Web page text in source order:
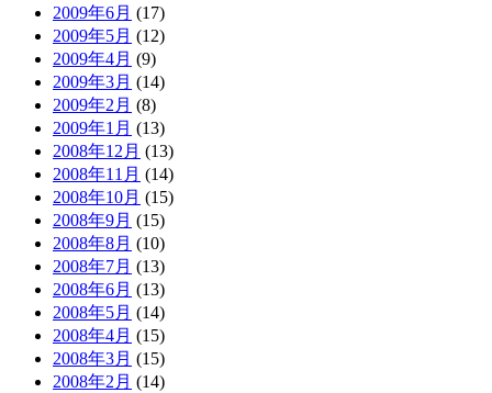
2009年6月 (17)
2009年5月 (12)
2009年4月 (9)
2009年3月 (14)
2009年2月 (8)
2009年1月 (13)
2008年12月 (13)
2008年11月 (14)
2008年10月 (15)
2008年9月 (15)
2008年8月 (10)
2008年7月 (13)
2008年6月 (13)
2008年5月 (14)
2008年4月 (15)
2008年3月 (15)
2008年2月 (14)